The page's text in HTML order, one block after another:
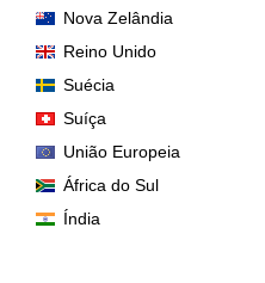
Nova Zelândia
Reino Unido
Suécia
Suíça
União Europeia
África do Sul
Índia